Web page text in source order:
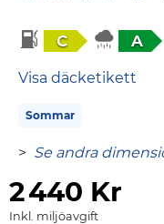
C A
Visa däcketikett
Sommar
> Se andra
2440 Kr
Inkl. miljöavgift